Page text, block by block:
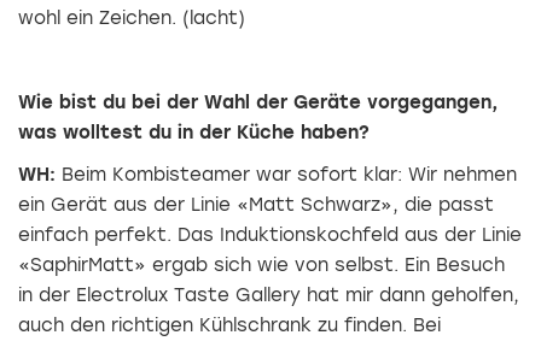
wohl ein Zeichen. (lacht)
Wie bist du bei der Wahl der Geräte ­vorgegangen,
was wolltest du in der Küche haben?
WH: Beim Kombisteamer war sofort klar: Wir nehmen
ein Gerät aus der Linie «Matt Schwarz», die passt
einfach perfekt. Das Induktionskochfeld aus der Linie
«SaphirMatt» ergab sich wie von selbst. Ein Besuch
in der Electrolux Taste Gallery hat mir dann geholfen,
auch den richtigen Kühlschrank zu finden. Bei